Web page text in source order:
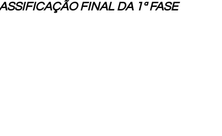
FINAL DA 1ª FASE